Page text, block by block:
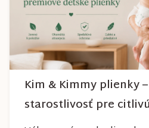
Kim & Kimmy plienky
starostlivosť pre